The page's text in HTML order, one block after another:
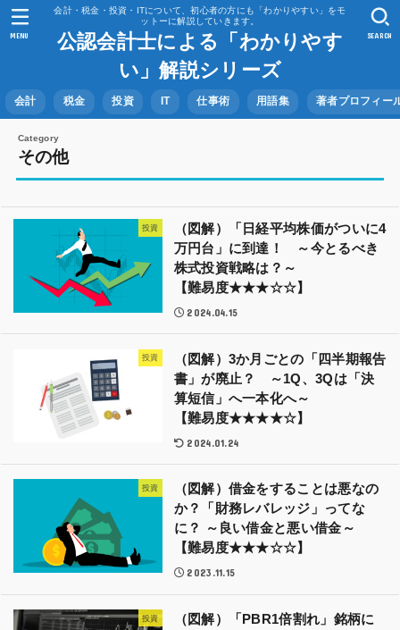
会計・税金・投資・ITについて、初心者の方にも「わかりやすい」をモ
ットーに解説していきます。
公認会計士による「わかりやす
い」解説シリーズ
会計 税金 投資 IT 仕事術 用語集 著者プロフィー
SEARCH
MENU
その他
投資
（図解）「日経平均株価がついに4
万円台」に到達！ ～今とるべき
株式投資戦略は？～
【難易度★★★☆☆】
2024.04.15
投資
（図解）3か月ごとの「四半期報告
書」が廃止？ ～1Q、3Qは「決
算短信」へ一本化へ～
【難易度★★★★☆】
2024.01.24
投資
（図解）借金をすることは悪なの
か？「財務レバレッジ」ってな
に？ ～良い借金と悪い借金～
【難易度★★★☆☆】
2023.11.15
投資
（図解）「PBR1倍割れ」銘柄に